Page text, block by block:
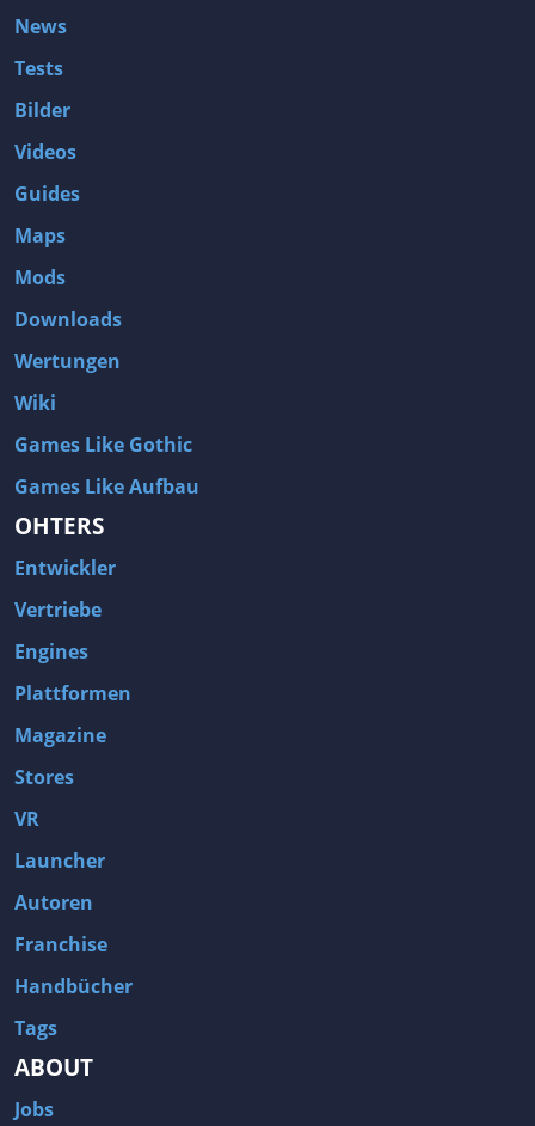
News
Tests
Bilder
Videos
Guides
Maps
Mods
Downloads
Wertungen
Wiki
Games Like Gothic
Games Like Aufbau
OHTERS
Entwickler
Vertriebe
Engines
Plattformen
Magazine
Stores
VR
Launcher
Autoren
Franchise
Handbücher
Tags
ABOUT
Jobs